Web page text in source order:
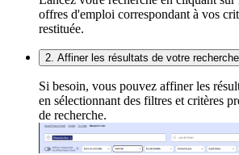
offres d'emploi correspondant à vos
restituée.
2. Affiner les résultats de votre recherche
Si besoin, vous pouvez affiner les
en sélectionnant des filtres et critères
de recherche.